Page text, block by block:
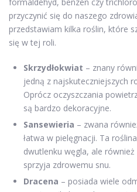
przyczynić się do naszego
przedstawiam kilka roślin, które
się w tej roli.
Skrzydłokwiat – znany
jedną z najskuteczniejszych
Oprócz oczyszczania
są bardzo dekoracyjne.
Sansewieria – zwana
łatwa w pielęgnacji. Ta
dwutlenku węgla, ale
sprzyja zdrowemu snu.
Dracena – posiada wiele